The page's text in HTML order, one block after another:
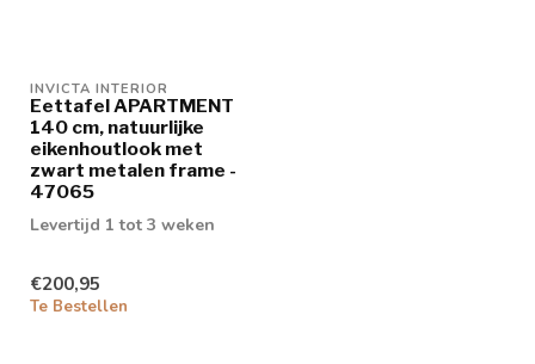
INVICTA INTERIOR
Eettafel APARTMENT
140 cm, natuurlijke
eikenhoutlook met
zwart metalen frame -
47065
Levertijd 1 tot 3 weken
€200,95
Te Bestellen